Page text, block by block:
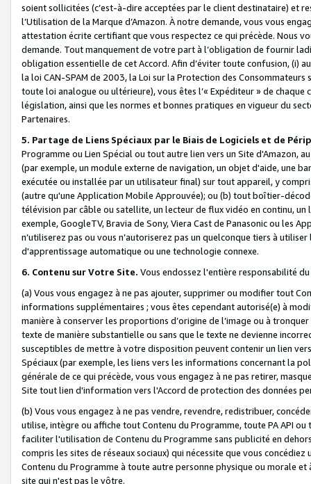
soient sollicitées (c’est-à-dire acceptées par le client destinataire) et
l’Utilisation de la Marque d’Amazon. À notre demande, vous vous
attestation écrite certifiant que vous respectez ce qui précède. Nous
demande. Tout manquement de votre part à l’obligation de fournir
obligation essentielle de cet Accord. Afin d’éviter toute confusion, (i)
la loi CAN-SPAM de 2003, la Loi sur la Protection des
toute loi analogue ou ultérieure), vous êtes l’« Expéditeur » de
législation, ainsi que les normes et bonnes pratiques en vigueur du
Partenaires.
5. Partage de Liens Spéciaux par le Biais de Logiciels et de
Programme ou Lien Spécial ou tout autre lien vers un Site d'Amazon,
(par exemple, un module externe de navigation, un objet d'aide, une
exécutée ou installée par un utilisateur final) sur tout appareil, y
(autre qu'une Application Mobile Approuvée); ou (b) tout boîtier-
télévision par câble ou satellite, un lecteur de flux vidéo en continu,
exemple, GoogleTV, Bravia de Sony, Viera Cast de Panasonic ou les
n’utiliserez pas ou vous n’autoriserez pas un quelconque tiers à
d'apprentissage automatique ou une technologie connexe.
6. Contenu sur Votre Site. Vous endossez l'entière responsabilité
(a) Vous vous engagez à ne pas ajouter, supprimer ou modifier tout
informations supplémentaires ; vous êtes cependant autorisé(e) à
manière à conserver les proportions d’origine de l’image ou à
texte de manière substantielle ou sans que le texte ne devienne
susceptibles de mettre à votre disposition peuvent contenir un lien
Spéciaux (par exemple, les liens vers les informations concernant la
générale de ce qui précède, vous vous engagez à ne pas retirer,
Site tout lien d'information vers l'Accord de protection des données
(b) Vous vous engagez à ne pas vendre, revendre, redistribuer,
utilise, intègre ou affiche tout Contenu du Programme, toute PA API
faciliter l'utilisation de Contenu du Programme sans publicité en
compris les sites de réseaux sociaux) qui nécessite que vous
Contenu du Programme à toute autre personne physique ou morale
site qui n'est pas le vôtre.